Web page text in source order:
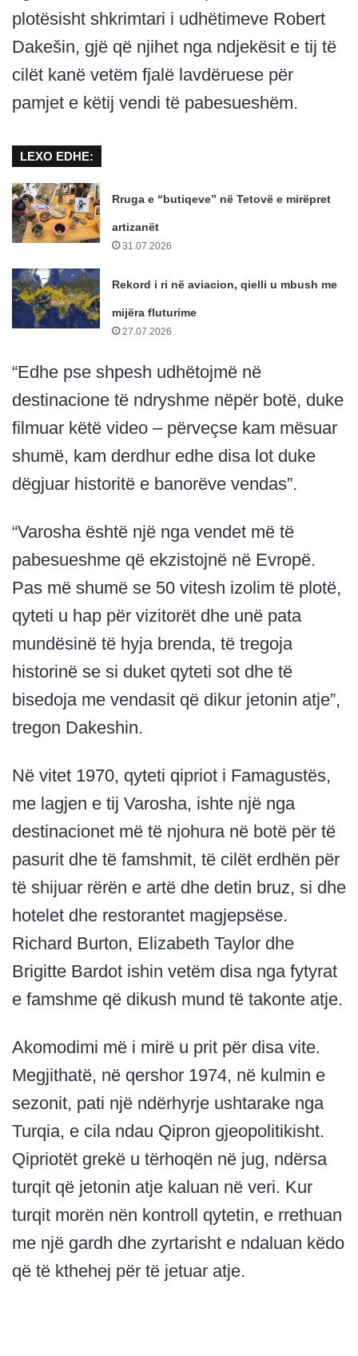
plotësisht shkrimtari i udhëtimeve Robert
Dakešin, gjë që njihet nga ndjekësit e tij të
cilët kanë vetëm fjalë lavdëruese për
pamjet e këtij vendi të pabesueshëm.
LEXO EDHE:
Rruga e “butiqeve” në Tetovë e mirëpret
artizanët
31.07.2026
Rekord i ri në aviacion, qielli u mbush me
mijëra fluturime
27.07.2026
“Edhe pse shpesh udhëtojmë në
destinacione të ndryshme nëpër botë, duke
filmuar këtë video – përveçse kam mësuar
shumë, kam derdhur edhe disa lot duke
dëgjuar historitë e banorëve vendas”.
“Varosha është një nga vendet më të
pabesueshme që ekzistojnë në Evropë.
Pas më shumë se 50 vitesh izolim të plotë,
qyteti u hap për vizitorët dhe unë pata
mundësinë të hyja brenda, të tregoja
historinë se si duket qyteti sot dhe të
bisedoja me vendasit që dikur jetonin atje”,
tregon Dakeshin.
Në vitet 1970, qyteti qipriot i Famagustës,
me lagjen e tij Varosha, ishte një nga
destinacionet më të njohura në botë për të
pasurit dhe të famshmit, të cilët erdhën për
të shijuar rërën e artë dhe detin bruz, si dhe
hotelet dhe restorantet magjepsëse.
Richard Burton, Elizabeth Taylor dhe
Brigitte Bardot ishin vetëm disa nga fytyrat
e famshme që dikush mund të takonte atje.
Akomodimi më i mirë u prit për disa vite.
Megjithatë, në qershor 1974, në kulmin e
sezonit, pati një ndërhyrje ushtarake nga
Turqia, e cila ndau Qipron gjeopolitikisht.
Qipriotët grekë u tërhoqën në jug, ndërsa
turqit që jetonin atje kaluan në veri. Kur
turqit morën nën kontroll qytetin, e rrethuan
me një gardh dhe zyrtarisht e ndaluan këdo
që të kthehej për të jetuar atje.